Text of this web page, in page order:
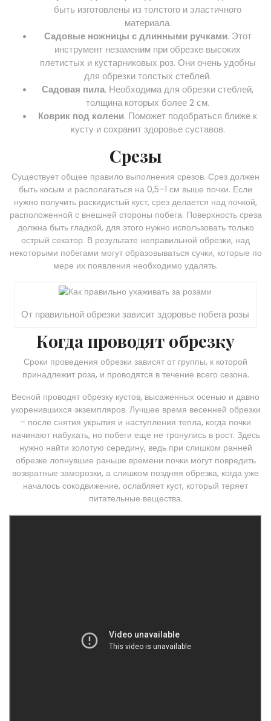
быть изготовлены из толстого и эластичного
материала.
Садовые ножницы с длинными ручками. Этот
инструмент незаменим при обрезке высоких
плетистых и кустарниковых роз. Они очень удобны
для обрезки толстых стеблей.
Садовая пила. Необходима для обрезки стеблей,
толщина которых более 2 см.
Коврик под колени. Поможет подобраться ближе к
кусту и сохранит здоровье суставов.
Срезы
Существует общее правило выполнения срезов. Срез должен
быть косым и располагаться на 0,5–1 см выше почки. Если
нужно получить раскидистый куст, срез делается над почкой,
расположенной с внешней стороны побега. Поверхность среза
должна быть гладкой, для этого нужно использовать только
острый секатор. В результате неправильной обрезки, над
некоторыми побегами могут образовываться сучки, которые по
мере их появления необходимо удалять.
От правильной обрезки зависит здоровье побега розы
Когда проводят обрезку
Сроки проведения обрезки зависят от группы, к которой
принадлежит роза, и проводятся в течение всего сезона.
Весной проводят обрезку кустов, высаженных осенью и давно
укоренившихся экземпляров. Лучшее время весенней обрезки
– после снятия укрытия и наступления тепла, когда почки
начинают набухать, но побеги еще не тронулись в рост. Здесь
нужно найти золотую середину, ведь при слишком ранней
обрезке лопнувшие раньше времени почки могут повредить
возвратные заморозки, а слишком поздняя обрезка, когда уже
началось сокодвижение, ослабляет куст, который теряет
питательные вещества.